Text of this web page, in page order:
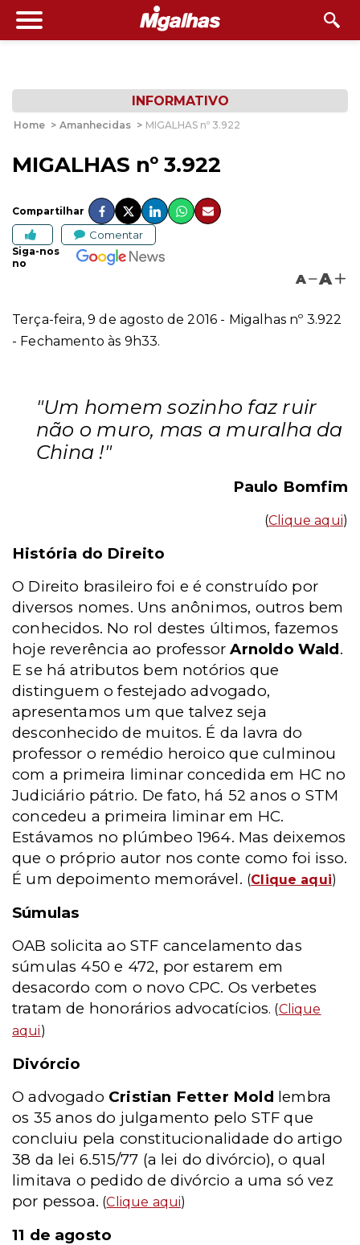
INFORMATIVO
Home > Amanhecidas > MIGALHAS nº 3.922
MIGALHAS nº 3.922
Compartilhar
Comentar
Siga-nos
no
A A
Terça-feira, 9 de agosto de 2016 - Migalhas nº 3.922
- Fechamento às 9h33.
"Um homem sozinho faz ruir
não o muro, mas a muralha da
China !"
Paulo Bomfim
(Clique aqui)
História do Direito
O Direito brasileiro foi e é construído por
diversos nomes. Uns anônimos, outros bem
conhecidos. No rol destes últimos, fazemos
hoje reverência ao professorArnoldo Wald.
E se há atributos bem notórios que
distinguem o festejado advogado,
apresentamos um que talvez seja
desconhecido de muitos. É da lavra do
professor o remédio heroico que culminou
com a primeira liminar concedida em HC no
Judiciário pátrio. De fato, há 52 anos o STM
concedeu a primeira liminar em HC.
Estávamos no plúmbeo 1964. Mas deixemos
que o próprio autor nos conte como foi isso.
É um depoimento memorável. (Clique aqui)
Súmulas
OAB solicita ao STF cancelamento das
súmulas 450 e 472, por estarem em
desacordo com o novo CPC. Os verbetes
tratam de honorários advocatícios. (Clique
aqui)
Divórcio
O advogado Cristian Fetter Mold lembra
os 35 anos do julgamento pelo STF que
concluiu pela constitucionalidade do artigo
38 da lei 6.515/77 (a lei do divórcio), o qual
limitava o pedido de divórcio a uma só vez
por pessoa. (Clique aqui)
11 de agosto